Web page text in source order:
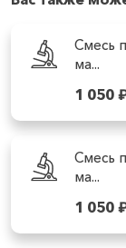
Смесь
ма...
1 050
Смесь
ма...
1 050